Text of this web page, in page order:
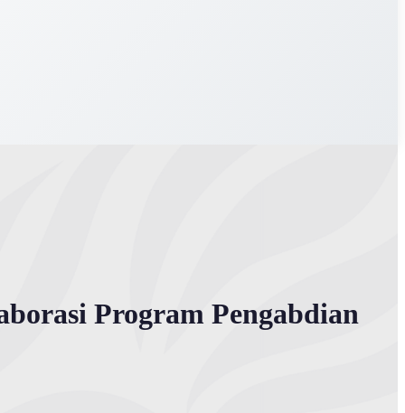
Program Pengabdian